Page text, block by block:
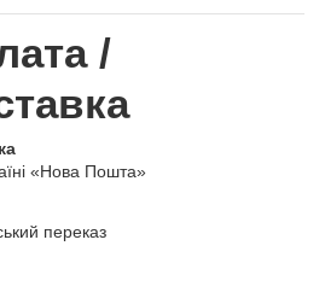
/
«Нова Пошта»
переказ